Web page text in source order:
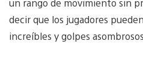
un rango de movimiento sin
decir que los jugadores
increíbles y golpes asombrosos.